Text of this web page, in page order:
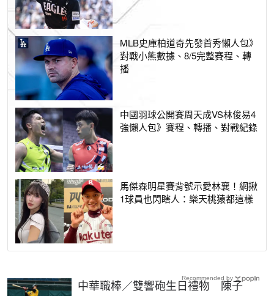
MLB史庫柏道奇先發首秀懶人包》
對戰小熊數據、8/5完整賽程、轉
播
中國羽球公開賽周天成VS林俊易4
強懶人包》賽程、轉播、對戰紀錄
馬傑森明星賽背號示愛林襄！網揪
1球員也閃瞎人：樂天桃猿都這樣
中華職棒／雙響砲生日禮物 陳子
Recommended by